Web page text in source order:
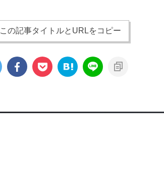
この記事タイトルとURLをコピー